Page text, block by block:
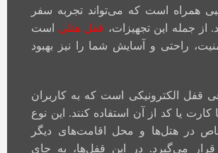
همراه است که می‌تواند تجربه سفر
از جمله این تجهیزات، قفل هتلی است
راحتی و آسایش شما را نیز بهبود
قفل الکترونیکی است که به کاربران
کارت یا کد از آن استفاده کنند. این نوع
در هتل‌ها و محل اقامت‌های دیگر
قرار می‌گیرد. در این قفل‌ها، به جای